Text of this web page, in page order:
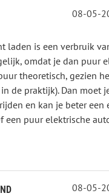
08-05-
laden is een verbruik
omdat je dan puur
theoretisch, gezien
de praktijk). Dan moet
en kan je beter een
een puur elektrische
08-05-